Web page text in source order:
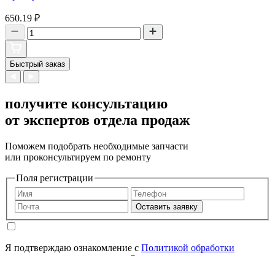
650.19 ₽
Быстрый заказ
получите консультацию
от экспертов отдела продаж
Поможем подобрать необходимые запчасти
или проконсультируем по ремонту
Поля регистрации
Оставить заявку
Я подтверждаю ознакомление с Политикой обработки